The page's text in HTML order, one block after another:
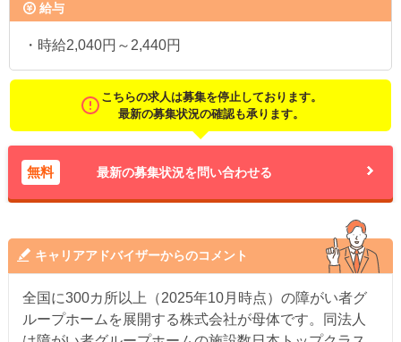
給与
・時給2,040円～2,440円
こちらの求人は募集を停止しております。
最新の募集状況の確認も承ります。
無料 最新の募集状況を問い合わせる
キャリアアドバイザーからのコメント
全国に300カ所以上（2025年10月時点）の障がい者グ
ループホームを展開する株式会社が母体です。同法人